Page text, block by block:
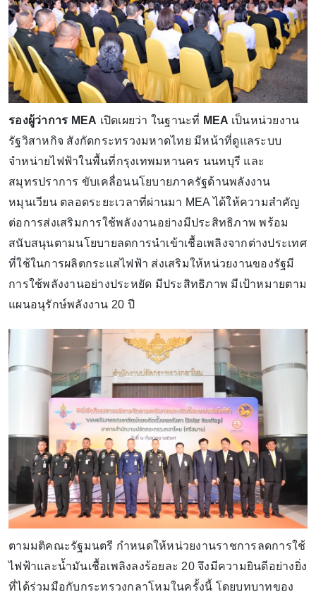
รองผู้ว่าการ MEA เปิดเผยว่า ในฐานะที่ MEA เป็นหน่วยงาน
รัฐวิสาหกิจ สังกัดกระทรวงมหาดไทย มีหน้าที่ดูแลระบบ
จำหน่ายไฟฟ้าในพื้นที่กรุงเทพมหานคร นนทบุรี และ
สมุทรปราการ ขับเคลื่อนนโยบายภาครัฐด้านพลังงาน
หมุนเวียน ตลอดระยะเวลาที่ผ่านมา MEA ได้ให้ความสำคัญ
ต่อการส่งเสริมการใช้พลังงานอย่างมีประสิทธิภาพ พร้อม
สนับสนุนตามนโยบายลดการนำเข้าเชื้อเพลิงจากต่างประเทศ
ที่ใช้ในการผลิตกระแสไฟฟ้า ส่งเสริมให้หน่วยงานของรัฐมี
การใช้พลังงานอย่างประหยัด มีประสิทธิภาพ มีเป้าหมายตาม
แผนอนุรักษ์พลังงาน 20 ปี
ตามมติคณะรัฐมนตรี กำหนดให้หน่วยงานราชการลดการใช้
ไฟฟ้าและน้ำมันเชื้อเพลิงลงร้อยละ 20 จึงมีความยินดีอย่างยิ่ง
ที่ได้ร่วมมือกับกระทรวงกลาโหมในครั้งนี้ โดยบทบาทของ